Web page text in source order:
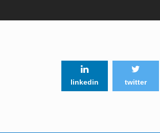
linkedin twitter